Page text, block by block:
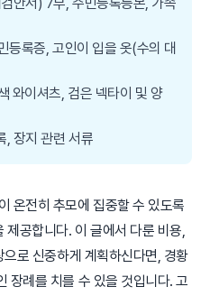
등록증, 고인이 입을 옷(수의 대
와이셔츠, 검은 넥타이 및 양
, 장지 관련 서류
온전히 추모에 집중할 수 있도록
제공합니다. 이 글에서 다룬 비용,
로 신중하게 계획하신다면, 경황
장례를 치를 수 있을 것입니다. 고